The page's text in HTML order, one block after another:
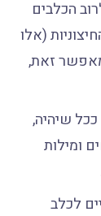
הכלבים
(אלו
זאת,
שיהיה,
ומילות
לכלב